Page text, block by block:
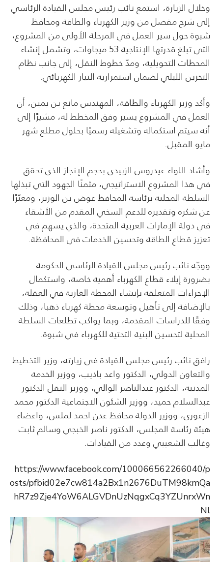
وخلال الزيارة، استمع نائب رئيس مجلس القيادة الرئاسي
إلى شرح مفصل من وزير الكهرباء والطاقة ومحافظ
شبوة حول سير العمل في المرحلة الأولى من المشروع،
التي تبلغ قدرتها الإنتاجية 53 ميجاوات، وتشمل إنشاء
المحطات التحويلية، ومدّ خطوط النقل، إلى جانب نظام
التخزين الليلي لضمان استمرارية التيار الكهربائي.
وأكد وزير الكهرباء والطاقة، المهندس مانع بن يمين، أن
العمل في المشروع يسير وفق المخطط له، مشيرًا إلى
أنه سيتم استكماله وتشغيله رسميًا بحلول مطلع شهر
مايو المقبل.
وأشاد اللواء عيدروس الزبيدي بحجم الإنجاز الذي تحقق
في هذا المشروع الاستراتيجي، مثمنًا الجهود التي تبذلها
السلطة المحلية برئاسة المحافظ عوض بن الوزير، ومعبّرًا
عن شكره وتقديره للدعم السخي المقدم من الأشقاء
في دولة الإمارات العربية المتحدة، والذي يسهم في
تعزيز قطاع الطاقة وتحسين الخدمات في المحافظة.
ووجّه نائب رئيس مجلس القيادة الرئاسي الحكومة
بضرورة إيلاء قطاع الكهرباء أهمية خاصة، واستكمال
الإجراءات المتعلقة بإنشاء المحطة الغازية في العقلة،
بالإضافة إلى تأهيل وتوسعة محطة كهرباء ذهبا، وذلك
وفقًا للدراسات المقدمة، وبما يواكب تطلعات السلطة
المحلية لتحسين البنية التحتية للكهرباء في شبوة.
رافق نائب رئيس مجلس القيادة في زيارته، وزير التخطيط
والتعاون الدولي، الدكتور واعد باذيب، ووزير الخدمة
المدنية، الدكتور عبدالناصر الوالي، ووزير النقل الدكتور
عبدالسلام حميد، ووزير الشئون الاجتماعية الدكتور محمد
الزعوري، ووزير الدولة محافظ عدن احمد لملس، واعضاء
هيئة رئاسة المجلس، الدكتور ناصر الخبجي وسالم ثابت
وغالب الشعيبي وعدد من القيادات.
https://www.facebook.com/100066562266040/p
osts/pfbid02e7cw814a2Bx1n2676DuTM98kmQa
hR7z9Zje4YoW6ALGVDnUzNqgxCq3YZUnrxWn
Nl